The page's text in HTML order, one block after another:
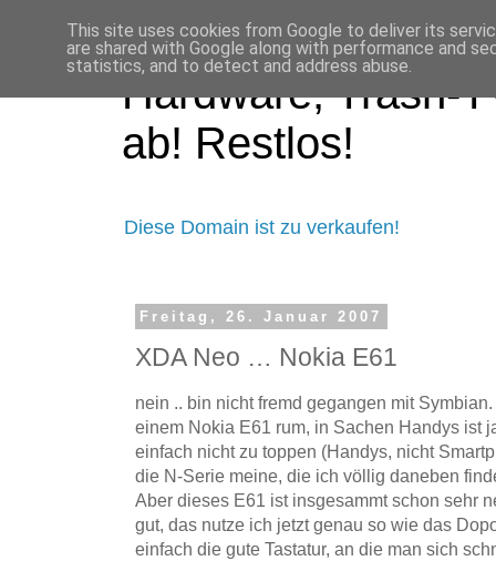
Hardware, Trash-
ab! Restlos!
Diese Domain ist zu verkaufen!
Freitag, 26. Januar 2007
XDA Neo … Nokia E61
nein .. bin nicht fremd gegangen mit
einem Nokia E61 rum, in Sachen Handys ist
einfach nicht zu toppen (Handys, nicht
die N-Serie meine, die ich völlig daneben
Aber dieses E61 ist insgesammt schon sehr
gut, das nutze ich jetzt genau so wie das
einfach die gute Tastatur, an die man sich
This site uses cookies from Google to deliver its
are shared with Google along with performance and
statistics, and to detect and address abuse.